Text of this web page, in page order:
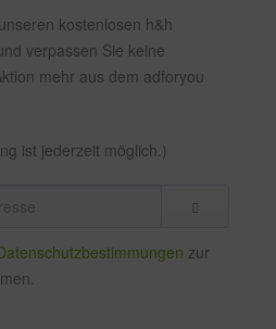
kostenlosen h&h
verpassen Sie keine
mehr aus dem adforyou
ist jederzeit möglich.)
zur